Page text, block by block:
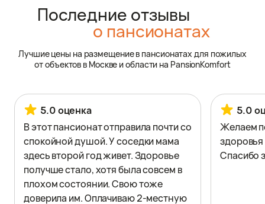
Последние отзывы
о пансионатах
Лучшие цены на размещение в пансионатах для пожилых
от объектов в Москве и области на PansionKomfort
5.0 оценка
В этот пансионат отправила почти со
спокойной душой. У соседки мама
здесь второй год живет. Здоровье
получше стало, хотя была совсем в
плохом состоянии. Свою тоже
доверила им. Оплачиваю 2-местную
5.0
Желаем
Спасибо